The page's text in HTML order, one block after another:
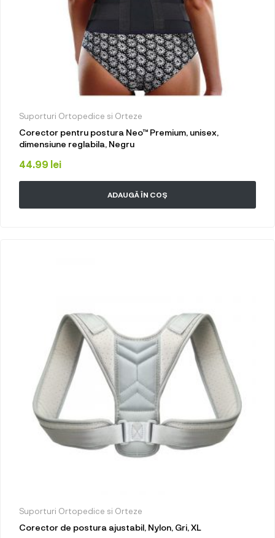
Suporturi Ortopedice si Orteze
Corector pentru postura Neo™ Premium, unisex,
dimensiune reglabila, Negru
44.99 lei
ADAUGĂ ÎN COȘ
Suporturi Ortopedice si Orteze
Corector de postura ajustabil, Nylon, Gri, XL